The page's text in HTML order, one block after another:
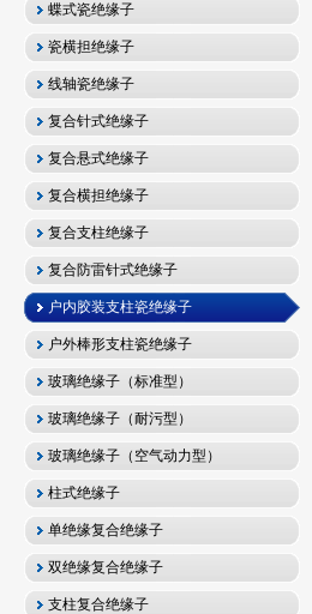
蝶式瓷绝缘子
瓷横担绝缘子
线轴瓷绝缘子
复合针式绝缘子
复合悬式绝缘子
复合横担绝缘子
复合支柱绝缘子
复合防雷针式绝缘子
户内胶装支柱瓷绝缘子
户外棒形支柱瓷绝缘子
玻璃绝缘子（标准型）
玻璃绝缘子（耐污型）
玻璃绝缘子（空气动力型）
柱式绝缘子
单绝缘复合绝缘子
双绝缘复合绝缘子
支柱复合绝缘子